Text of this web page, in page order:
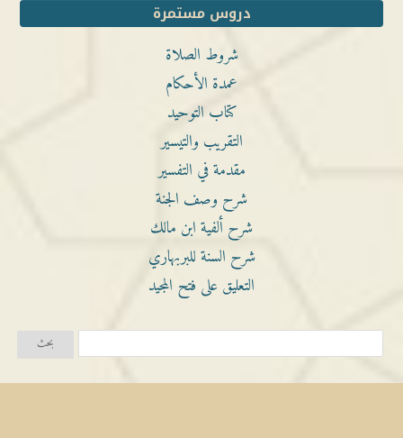
دروس مستمرة
شروط الصلاة
عمدة الأحكام
كتاب التوحيد
التقريب والتيسير
مقدمة في التفسير
شرح وصف الجنة
شرح ألفية ابن مالك
شرح السنة للبربهاري
التعليق على فتح المجيد